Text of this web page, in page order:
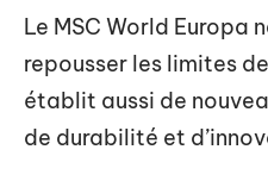
Le MSC World Europa
repousser les limites
établit aussi de
de durabilité et